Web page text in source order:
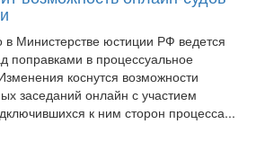
в Министерстве юстиции РФ ведется
поправками в процессуальное
коснутся возможности
заседаний онлайн с участием
к ним сторон процесса...